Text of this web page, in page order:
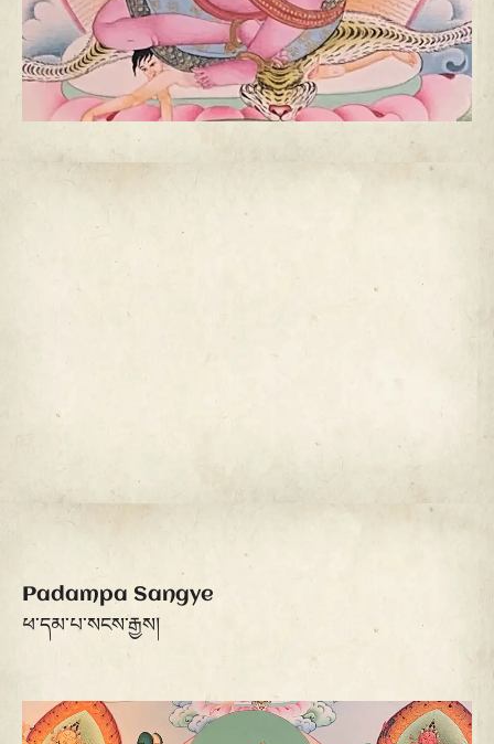
Padampa Sangye
ཕ་དམ་པ་སངས་རྒྱས།